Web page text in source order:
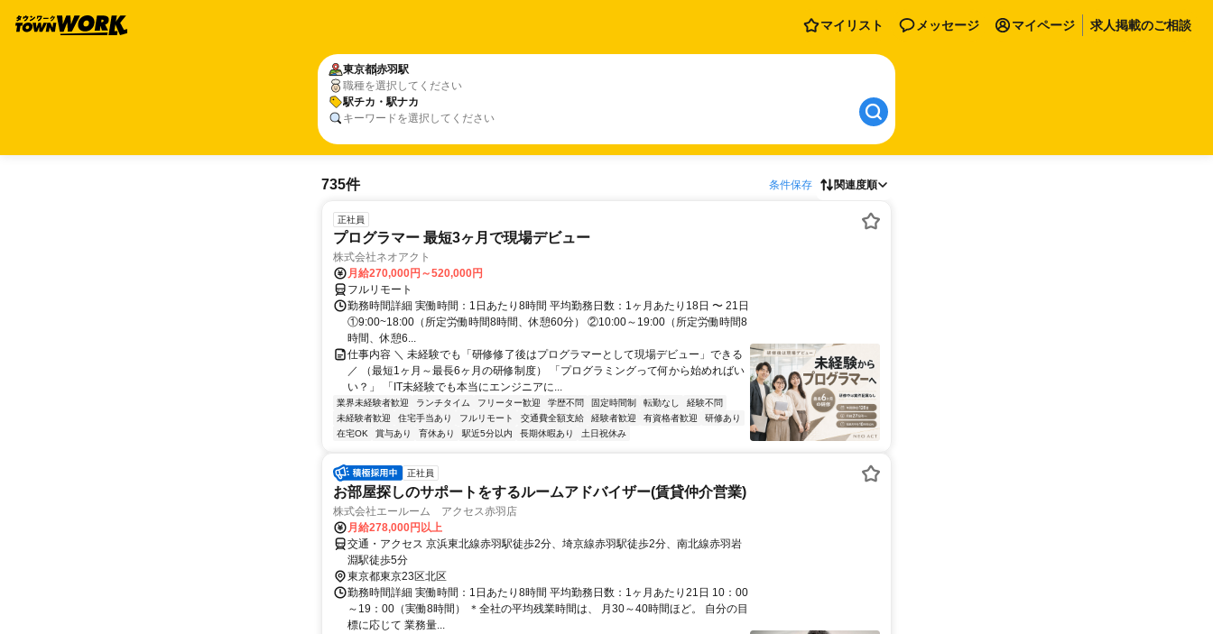
マイリスト メッセージ マイページ 求人掲載のご相談
東京都赤羽駅
職種を選択してください
駅チカ・駅ナカ
キーワードを選択してください
735件 条件保存 関連度順
正社員
プログラマー 最短3ヶ月で現場デビュー
株式会社ネオアクト
月給270,000円～520,000円
フルリモート
勤務時間詳細 実働時間：1日あたり8時間 平均勤務日数：1ヶ月あたり18日 〜 21日
①9:00~18:00（所定労働時間8時間、休憩60分） ②10:00～19:00（所定労働時間8
時間、休憩6...
仕事内容 ＼ 未経験でも「研修修了後はプログラマーとして現場デビュー」できる
／ （最短1ヶ月～最長6ヶ月の研修制度） 「プログラミングって何から始めればい
い？」 「IT未経験でも本当にエンジニアに...
業界未経験者歓迎 ランチタイム フリーター歓迎 学歴不問 固定時間制 転勤なし
経験不問
未経験者歓迎
住宅手当あり フルリモート 交通費全額支給 経験者歓迎 有資格者歓迎
研修あり
在宅OK
賞与あり 育休あり 駅近5分以内 長期休暇あり 土日祝休み
正社員
お部屋探しのサポートをするルームアドバイザー(賃貸仲介営業)
株式会社エールーム アクセス赤羽店
月給278,000円以上
交通・アクセス 京浜東北線赤羽駅徒歩2分、埼京線赤羽駅徒歩2分、南北線赤羽岩
淵駅徒歩5分
東京都東京23区北区
勤務時間詳細 実働時間：1日あたり8時間 平均勤務日数：1ヶ月あたり21日 10：00
～19：00（実働8時間） ＊全社の平均残業時間は、 月30～40時間ほど。 自分の目
標に応じて 業務量...